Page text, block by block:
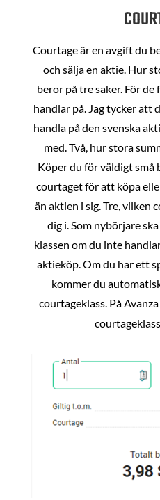
Courtage är en avgift du
och sälja en aktie. Hur
beror på tre saker. För
handlar på. Jag tycker att
handla på den svenska
med. Två, hur stora
Köper du för väldigt små
courtaget för att köpa
än aktien i sig. Tre, vilken
dig i. Som nybörjare
klassen om du inte
aktieköp. Om du har ett
kommer du
courtageklass. På